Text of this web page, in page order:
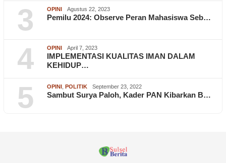
3 OPINI Agustus 22, 2023
Pemilu 2024: Observe Peran Mahasiswa Seb…
4 OPINI April 7, 2023
IMPLEMENTASI KUALITAS IMAN DALAM
KEHIDUP…
5 OPINI POLITIK September 23, 2022
Sambut Surya Paloh, Kader PAN Kibarkan B…